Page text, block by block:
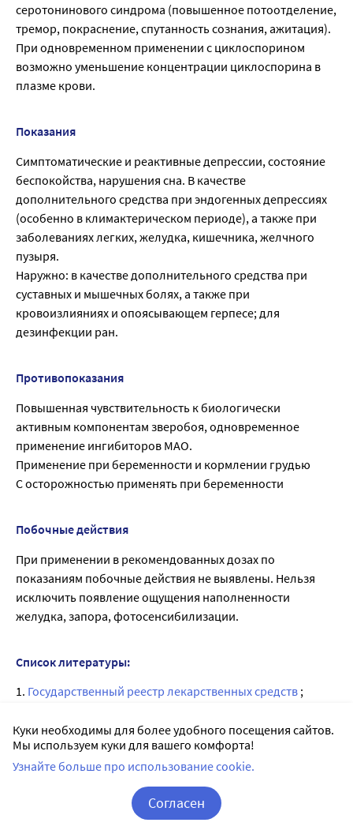
серотонинового синдрома (повышенное потоотделение,
тремор, покраснение, спутанность сознания, ажитация).
При одновременном применении с циклоспорином
возможно уменьшение концентрации циклоспорина в
плазме крови.
Показания
Симптоматические и реактивные депрессии, состояние
беспокойства, нарушения сна. В качестве
дополнительного средства при эндогенных депрессиях
(особенно в климактерическом периоде), а также при
заболеваниях легких, желудка, кишечника, желчного
пузыря.
Наружно: в качестве дополнительного средства при
суставных и мышечных болях, а также при
кровоизлияниях и опоясывающем герпесе; для
дезинфекции ран.
Противопоказания
Повышенная чувствительность к биологически
активным компонентам зверобоя, одновременное
применение ингибиторов МАО.
Применение при беременности и кормлении грудью
С осторожностью применять при беременности
Побочные действия
При применении в рекомендованных дозах по
показаниям побочные действия не выявлены. Нельзя
исключить появление ощущения наполненности
желудка, запора, фотосенсибилизации.
Список литературы:
1. Государственный реестр лекарственных средств ;
(ATX);
3. Официальная инструкция от производителя.
Куки необходимы для более удобного посещения сайтов.
Мы используем куки для вашего комфорта!
Узнайте больше про использование cookie.
Согласен